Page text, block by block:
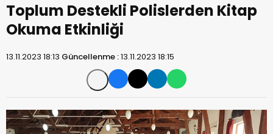
Toplum Destekli Polislerden Kitap
Okuma Etkinliği
13.11.2023 18:13 Güncellenme :13.11.2023 18:15